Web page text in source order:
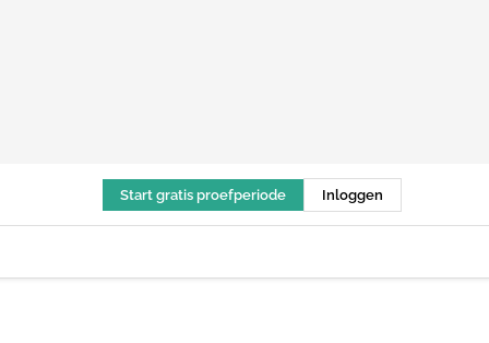
Start gratis proefperiode Inloggen